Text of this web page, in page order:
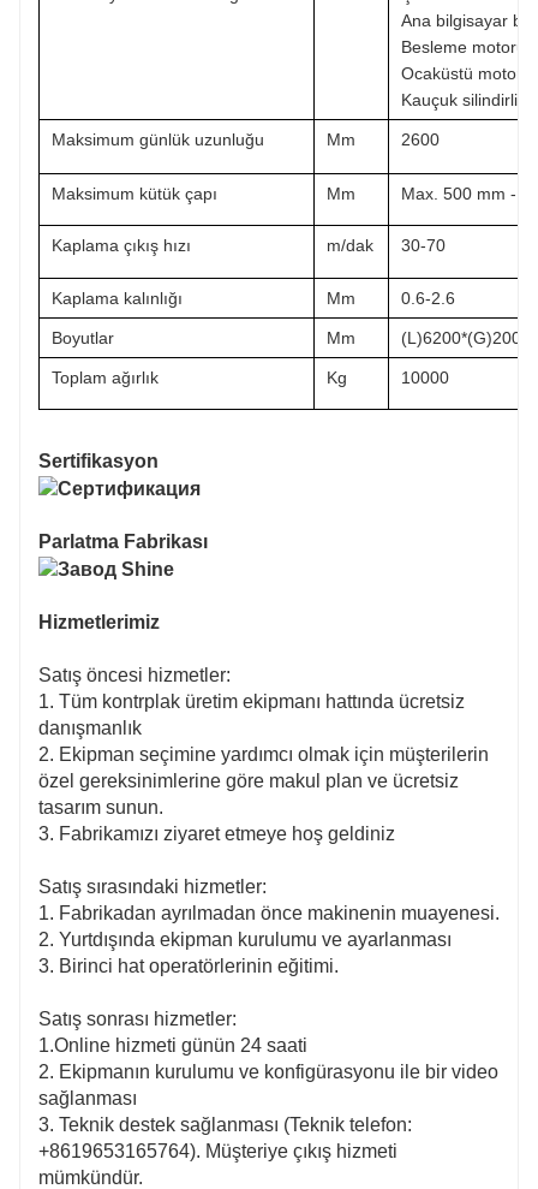
Ana bilgisayar bir
Besleme motoru
Ocaküstü motor
Kauçuk silindirli
Maksimum günlük uzunluğu Mm 2600
Maksimum kütük çapı Mm Max. 500 mm -
Kaplama çıkış hızı m/dak 30-70
Kaplama kalınlığı Mm 0.6-2.6
Boyutlar Mm
Toplam ağırlık Kg 10000
Sertifikasyon
Parlatma Fabrikası
Hizmetlerimiz
Satış öncesi hizmetler:
1. Tüm kontrplak üretim ekipmanı hattında ücretsiz
danışmanlık
2. Ekipman seçimine yardımcı olmak için müşterilerin
özel gereksinimlerine göre makul plan ve ücretsiz
tasarım sunun.
3. Fabrikamızı ziyaret etmeye hoş geldiniz
Satış sırasındaki hizmetler:
1. Fabrikadan ayrılmadan önce makinenin muayenesi.
2. Yurtdışında ekipman kurulumu ve ayarlanması
3. Birinci hat operatörlerinin eğitimi.
Satış sonrası hizmetler:
1.Online hizmeti günün 24 saati
2. Ekipmanın kurulumu ve konfigürasyonu ile bir video
sağlanması
3. Teknik destek sağlanması (Teknik telefon:
+8619653165764). Müşteriye çıkış hizmeti
mümkündür.